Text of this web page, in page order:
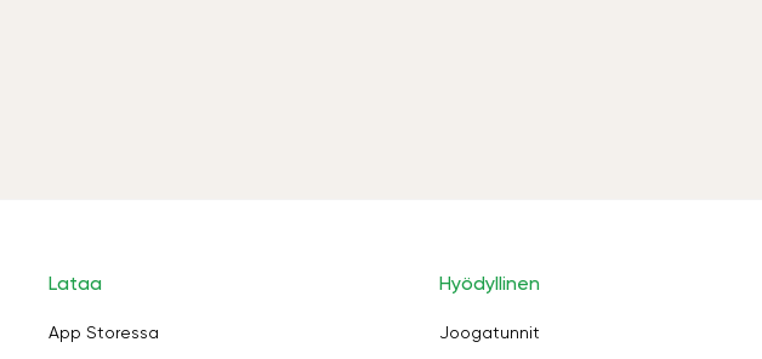
Lataa
App Storessa
Hyödyllinen
Joogatunnit